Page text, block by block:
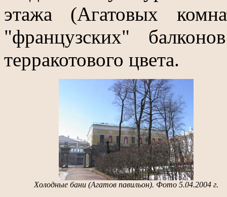
этажа (Агатовых
"французских"
терракотового цвета.
Холодные бани (Агатов павильон). Фото 5.04.2004 г.